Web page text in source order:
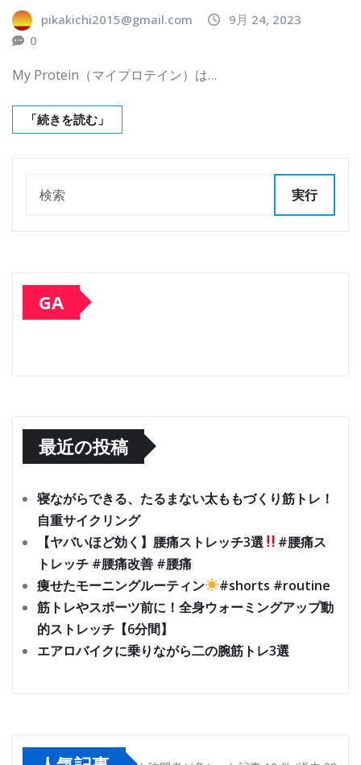
pikakichi2015@gmail.com
9月 24, 2023
0
My Protein（マイプロテイン）は…
「続きを読む」
実行
GA
最近の投稿
寝ながらできる、たるまない太ももづくり筋トレ！
自重サイクリング
【ヤバいほど効く】腰痛ストレッチ3選
#腰痛ス
トレッチ #腰痛改善 #腰痛
痩せたモーニングルーティン
#shorts #routine
筋トレやスポーツ前に！全身ウォーミングアップ動
的ストレッチ【6分間】
エアロバイクに乗りながら二の腕筋トレ3選